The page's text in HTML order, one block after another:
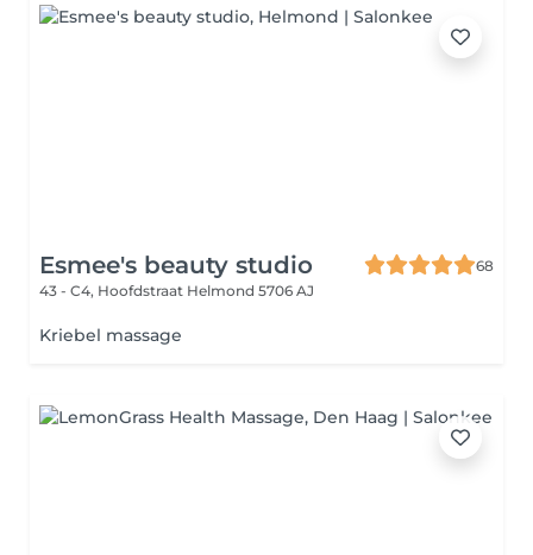
Esmee's beauty studio
68
43 - C4, Hoofdstraat Helmond 5706 AJ
Kriebel massage